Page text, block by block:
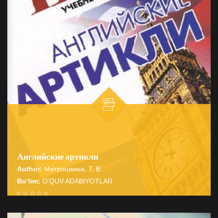
Английские артикли
Author: Митрошкина, Т. В.
Bo‘lim: O'QUV ADABIYOTLAR
☆
☆
☆
☆
☆
Справочник содержит подробные сведения о системе